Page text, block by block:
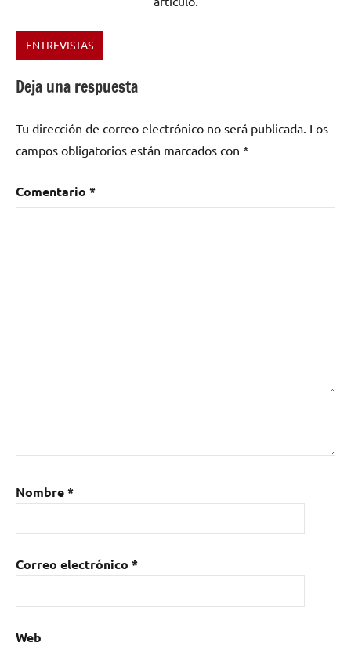
A
Ana
Carretero,
Keydeth
ENTREVISTAS
Deja una respuesta
Tu dirección de correo electrónico no será publicada. Los
campos obligatorios están marcados con *
Comentario *
Nombre*
Correo electrónico *
Web